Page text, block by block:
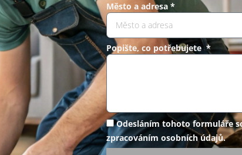
Město a adresa *
Popište, co potřebujete *
Odesláním tohoto formuláře
zpracováním osobních údajů.